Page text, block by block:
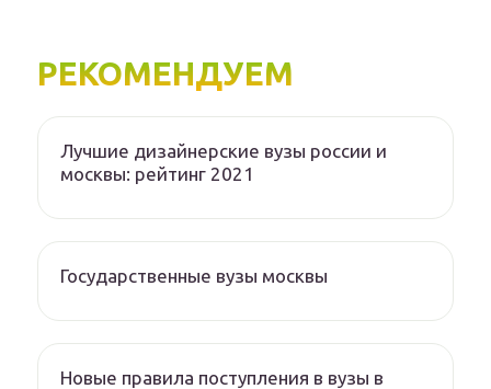
РЕКОМЕНДУЕМ
Лучшие дизайнерские вузы россии и
москвы: рейтинг 2021
Государственные вузы москвы
Новые правила поступления в вузы в